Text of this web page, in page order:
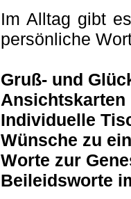
Im Alltag gibt
persönliche
Gruß- und
Ansichtskarten
Individuelle
Wünsche zu
Worte zur
Beileidsworte